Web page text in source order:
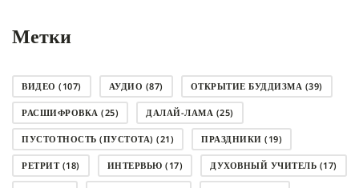
Метки
ВИДЕО (107) АУДИО (87) ОТКРЫТИЕ БУДДИЗМА (39)
РАСШИФРОВКА (25) ДАЛАЙ-ЛАМА (25)
ПУСТОТНОСТЬ (ПУСТОТА) (21) ПРАЗДНИКИ (19)
РЕТРИТ(18) ИНТЕРВЬЮ (17) ДУХОВНЫЙ УЧИТЕЛЬ (17)